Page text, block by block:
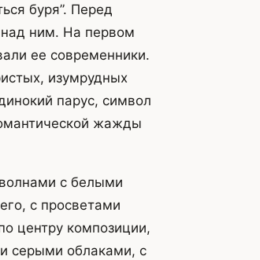
буря”. Перед
над ним. На первом
ее современники.
изумрудных
парус, символ
жажды
с белыми
с просветами
центру композиции,
серыми облаками, с